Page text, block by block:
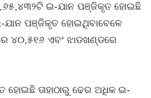
ଇ-ଯାନ ପଞ୍ଜିକୃତ ହୋଇଛି
ପଞ୍ଜିକୃତ ହୋଇଥିବାବେଳେ
୪୦,୫୧୬ ଏବଂ ଝାଡଖଣ୍ଡରେ
ତାହାଠାରୁ ଢେର ଅଧିକ ଇ-